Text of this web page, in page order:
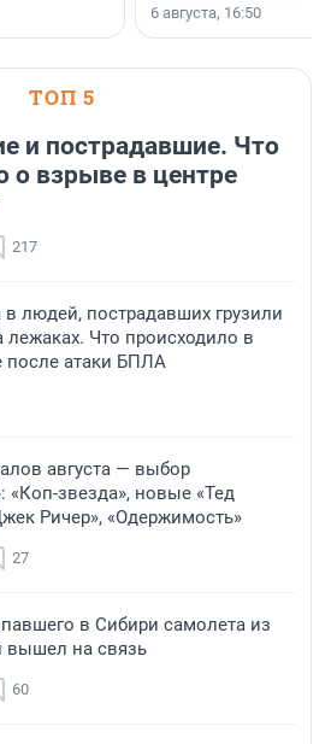
номинации «Самый
застройщик
области».
6 августа, 16:50
ТОП 5
и пострадавшие. Что
о взрыве в центре
217
в людей, пострадавших грузили
лежаках. Что происходило в
после атаки БПЛА
августа — выбор
«Коп-звезда», новые «Тед
Ричер», «Одержимость»
27
в Сибири самолета из
вышел на связь
60